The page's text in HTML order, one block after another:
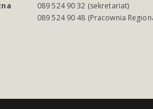
089 524 90 32 (sekretariat)
089 524 90 48 (Pracownia